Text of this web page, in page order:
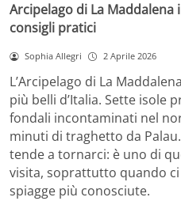
Arcipelago di La
consigli pratici
Sophia Allegri 2 Aprile 2026
L’Arcipelago di La
più belli d’Italia. Sette isole
fondali incontaminati nel
minuti di traghetto da
tende a tornarci: è uno di
visita, soprattutto quando
spiagge più conosciute.